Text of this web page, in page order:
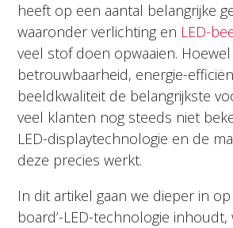
heeft op een aantal belangrijke
waaronder verlichting en LED-
veel stof doen opwaaien.
betrouwbaarheid, energie-
beeldkwaliteit de belangrijkste
veel klanten nog steeds niet
LED-displaytechnologie en de
deze precies werkt.
In dit artikel gaan we dieper in op
board’-LED-technologie